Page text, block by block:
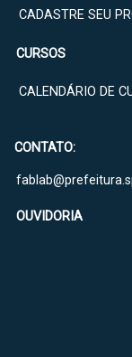
CADASTRE SEU
CURSOS
CALENDÁRIO DE
CONTATO:
OUVIDORIA